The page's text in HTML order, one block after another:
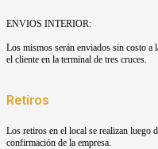
ENVIOS INTERIOR:
Los mismos serán enviados sin costo a
el cliente en la terminal de tres cruces.
Retiros
Los retiros en el local se realizan luego
confirmación de la empresa.